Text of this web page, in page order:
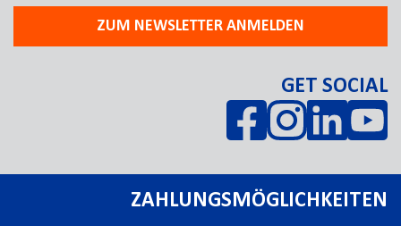
ZUM NEWSLETTER ANMELDEN
GET SOCIAL
ZAHLUNGSMÖGLICHKEITEN